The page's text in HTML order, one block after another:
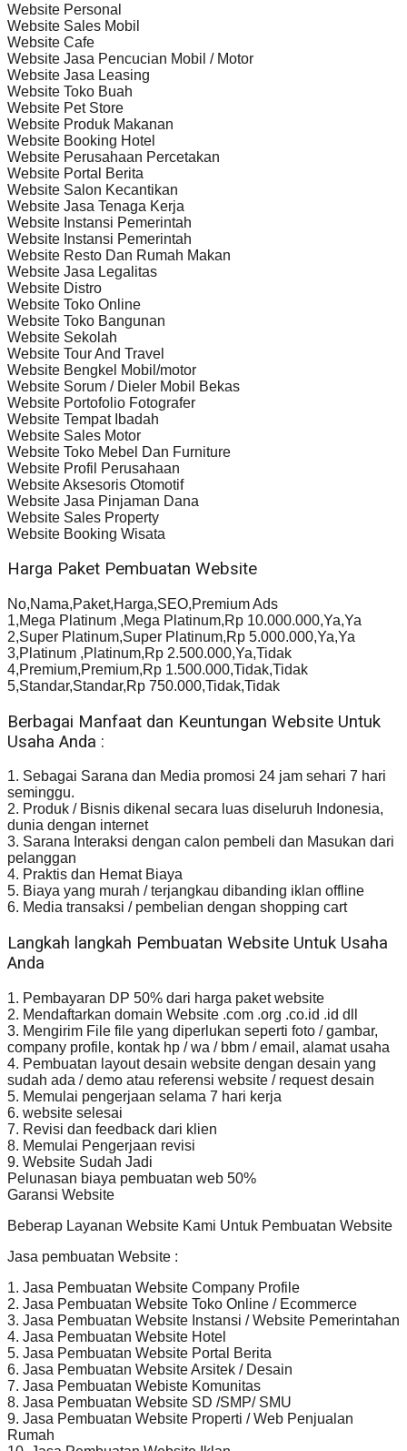
Website Personal
Website Sales Mobil
Website Cafe
Website Jasa Pencucian Mobil / Motor
Website Jasa Leasing
Website Toko Buah
Website Pet Store
Website Produk Makanan
Website Booking Hotel
Website Perusahaan Percetakan
Website Portal Berita
Website Salon Kecantikan
Website Jasa Tenaga Kerja
Website Instansi Pemerintah
Website Instansi Pemerintah
Website Resto Dan Rumah Makan
Website Jasa Legalitas
Website Distro
Website Toko Online
Website Toko Bangunan
Website Sekolah
Website Tour And Travel
Website Bengkel Mobil/motor
Website Sorum / Dieler Mobil Bekas
Website Portofolio Fotografer
Website Tempat Ibadah
Website Sales Motor
Website Toko Mebel Dan Furniture
Website Profil Perusahaan
Website Aksesoris Otomotif
Website Jasa Pinjaman Dana
Website Sales Property
Website Booking Wisata
Harga Paket Pembuatan Website
No,Nama,Paket,Harga,SEO,Premium Ads
1,Mega Platinum ,Mega Platinum,Rp 10.000.000,Ya,Ya
2,Super Platinum,Super Platinum,Rp 5.000.000,Ya,Ya
3,Platinum ,Platinum,Rp 2.500.000,Ya,Tidak
4,Premium,Premium,Rp 1.500.000,Tidak,Tidak
5,Standar,Standar,Rp 750.000,Tidak,Tidak
Berbagai Manfaat dan Keuntungan Website Untuk
Usaha Anda :
1. Sebagai Sarana dan Media promosi 24 jam sehari 7 hari
seminggu.
2. Produk / Bisnis dikenal secara luas diseluruh Indonesia,
dunia dengan internet
3. Sarana Interaksi dengan calon pembeli dan Masukan dari
pelanggan
4. Praktis dan Hemat Biaya
5. Biaya yang murah / terjangkau dibanding iklan offline
6. Media transaksi / pembelian dengan shopping cart
Langkah langkah Pembuatan Website Untuk Usaha
Anda
1. Pembayaran DP 50% dari harga paket website
2. Mendaftarkan domain Website .com .org .co.id .id dll
3. Mengirim File file yang diperlukan seperti foto / gambar,
company profile, kontak hp / wa / bbm / email, alamat usaha
4. Pembuatan layout desain website dengan desain yang
sudah ada / demo atau referensi website / request desain
5. Memulai pengerjaan selama 7 hari kerja
6. website selesai
7. Revisi dan feedback dari klien
8. Memulai Pengerjaan revisi
9. Website Sudah Jadi
Pelunasan biaya pembuatan web 50%
Garansi Website
Beberap Layanan Website Kami Untuk Pembuatan Website
Jasa pembuatan Website :
1. Jasa Pembuatan Website Company Profile
2. Jasa Pembuatan Website Toko Online / Ecommerce
3. Jasa Pembuatan Website Instansi / Website Pemerintahan
4. Jasa Pembuatan Website Hotel
5. Jasa Pembuatan Website Portal Berita
6. Jasa Pembuatan Website Arsitek / Desain
7. Jasa Pembuatan Webiste Komunitas
8. Jasa Pembuatan Website SD /SMP/ SMU
9. Jasa Pembuatan Website Properti / Web Penjualan
Rumah